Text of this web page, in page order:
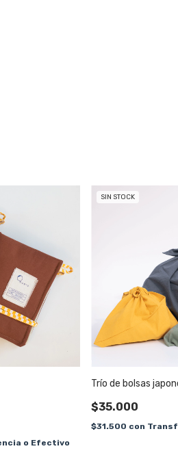
o Efectivo
SIN STOCK
Trío de bolsas
$35.000
$31.500 con